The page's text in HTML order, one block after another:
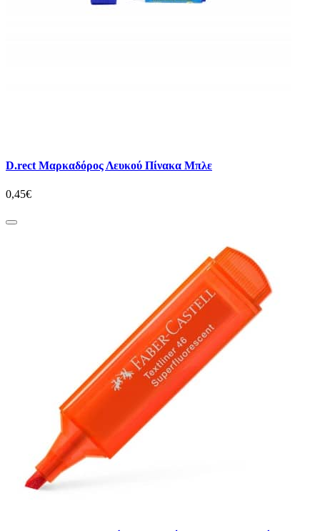
D.rect Μαρκαδόρος Λευκού Πίνακα Μπλε
0,45€